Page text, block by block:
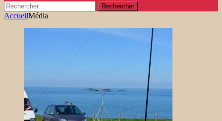
Rechercher :
AccueilMédia